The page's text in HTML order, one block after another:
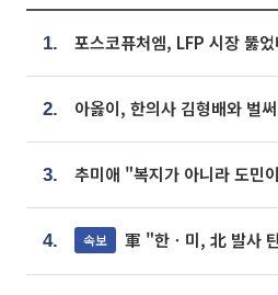
1.
2.
3.
4. 속보 軍 "한ㆍ미, 北 발사 탄도미